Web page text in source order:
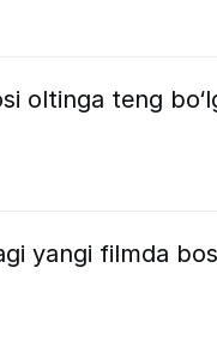
oltinga teng
yangi filmda